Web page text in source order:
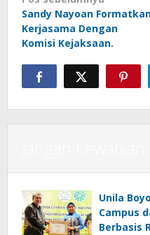
pos
Sandy Nayoan
Kerjasama Dengan
Komisi Kejaksaan.
Unila
Campus
Berbasis